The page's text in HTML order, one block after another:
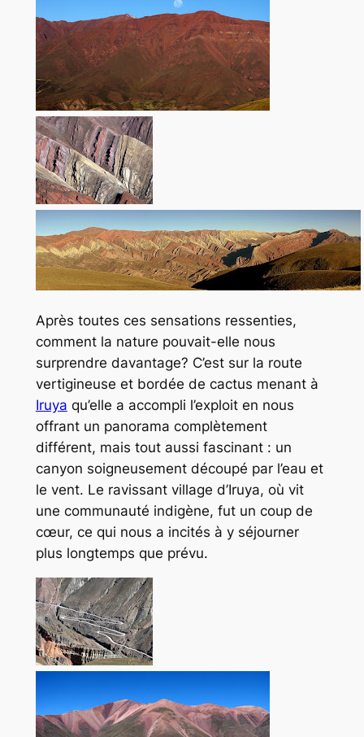
Après toutes ces sensations ressenties,
comment la nature pouvait-elle nous
surprendre davantage? C’est sur la route
vertigineuse et bordée de cactus menant à
Iruya qu’elle a accompli l’exploit en nous
offrant un panorama complètement
différent, mais tout aussi fascinant : un
canyon soigneusement découpé par l’eau et
le vent. Le ravissant village d’Iruya, où vit
une communauté indigène, fut un coup de
cœur, ce qui nous a incités à y séjourner
plus longtemps que prévu.